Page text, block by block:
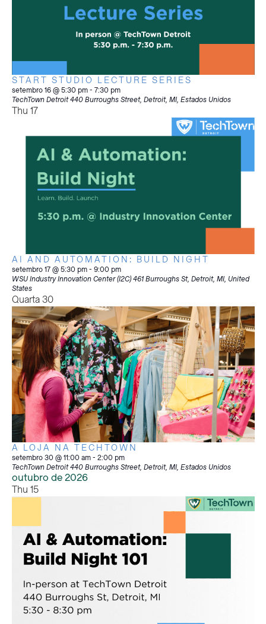
START STUDIO LECTURE SERIES
setembro 16 @ 5:30 pm- 7:30 pm
TechTown Detroit 440 Burroughs Street, Detroit, MI, Estados Unidos
Thu 17
AI AND AUTOMATION: BUILD NIGHT
setembro 17 @ 5:30 pm- 9:00 pm
WSU Industry Innovation Center (I2C)461 Burroughs St, Detroit, MI, United
States
Quarta 30
A LOJA NA TECHTOWN
setembro 30 @ 11:00 am- 2:00 pm
TechTown Detroit 440 Burroughs Street, Detroit, MI, Estados Unidos
outubro de 2026
Thu 15